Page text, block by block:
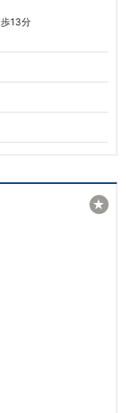
13分
★